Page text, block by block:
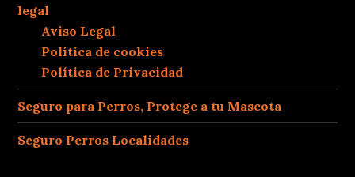
legal
Aviso Legal
Política de cookies
Política de Privacidad
Seguro para Perros, Protege a tu Mascota
Seguro Perros Localidades